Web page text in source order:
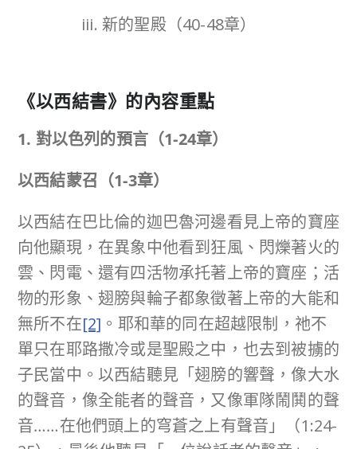
iii. 新的聖殿（40-48章）
《以西結書》的內容重點
1. 對以色列的預言（1-24章）
以西結蒙召（1-3章）
以西結在巴比倫的迦巴魯河邊看見上帝的寶座
向他顯現，在異象中他看到狂風、閃爍著火的
雲、閃電、還有四活物承托著上帝的寶座；活
物的形象、翅膀與輪子都象徵著上帝的大能和
無所不在[2] 。耶和華的同在超越限制，祂不
單只在耶路撒冷或是聖殿之中，也去到被擄的
子民當中。以西結聽見「翅膀的響聲，像大水
的聲音，像全能者的聲音，又像軍隊鬧鬨的聲
音……在他們頭上的穹蒼之上有聲音」（1:24-